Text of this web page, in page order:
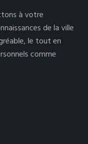
à votre
de la ville
le tout en
comme